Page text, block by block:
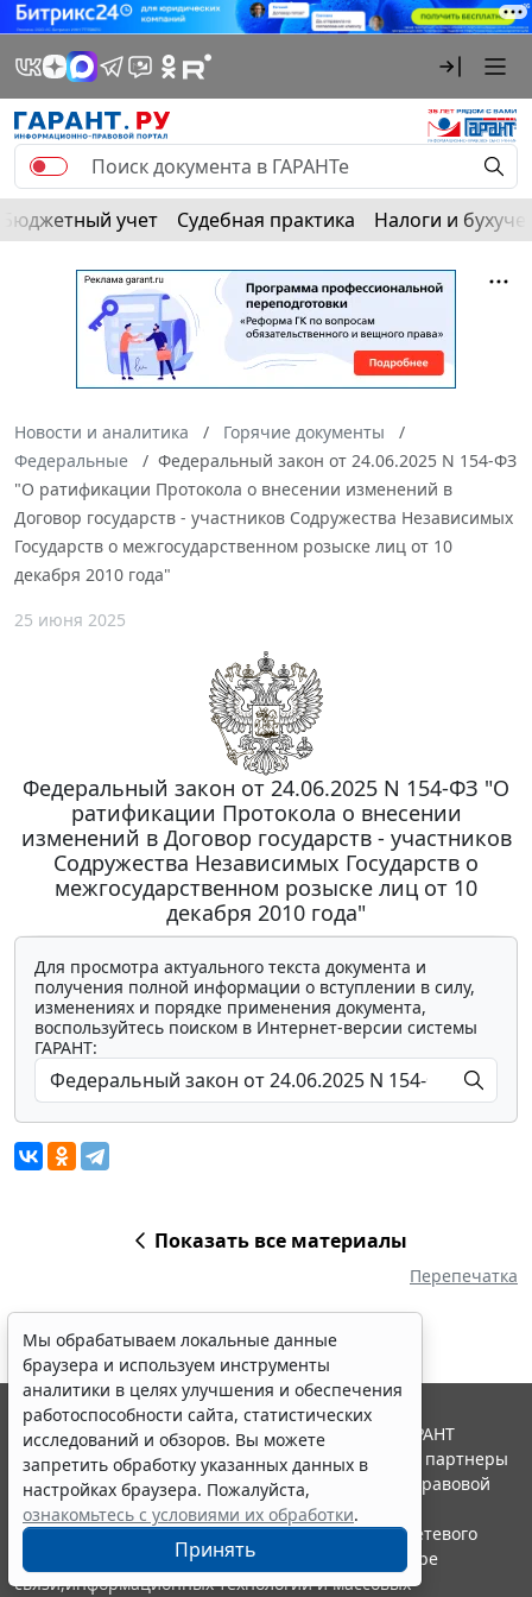
Бюджетный учет Судебная практика Налоги и
Новости и аналитика
Горячие документы
Федеральные
Федеральный закон от 24.06.2025 N 154-ФЗ
"О ратификации Протокола о внесении изменений в
Договор государств - участников Содружества Независимых
Государств о межгосударственном розыске лиц от 10
декабря 2010 года"
25 июня 2025
Федеральный закон от 24.06.2025 N 154-ФЗ "О
ратификации Протокола о внесении
изменений в Договор государств - участников
Содружества Независимых Государств о
межгосударственном розыске лиц от 10
декабря 2010 года"
Для просмотра актуального текста документа и
получения полной информации о вступлении в силу,
изменениях и порядке применения документа,
воспользуйтесь поиском в Интернет-версии системы
ГАРАНТ:
Показать все материалы
Перепечатка
Мы обрабатываем локальные данные
браузера и используем инструменты
аналитики в целях улучшения и обеспечения
работоспособности сайта, статистических
исследований и обзоров. Вы можете
запретить обработку указанных данных в
настройках браузера. Пожалуйста,
ознакомьтесь с условиями их обработки.
Принять
© ООО "НПП "ГАРАНТ-СЕРВИС", 2026. Система ГАРАНТ
выпускается с 1990 года. Компания "Гарант" и ее партнеры
являются участниками Российской ассоциации правовой
информации ГАРАНТ.
Портал ГАРАНТ.РУ зарегистрирован в качестве сетевого
издания Федеральной службой по надзору в сфере
связи,информационных технологий и массовых